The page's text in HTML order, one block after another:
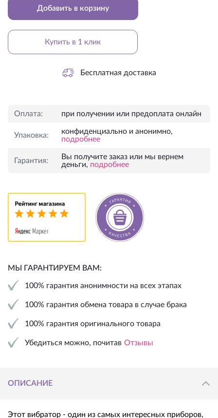
Добавить в корзину
Купить в 1 клик
Бесплатная доставка
Оплата: при получении или предоплата онлайн
Упаковка:
конфиденциально и анонимно,
подробнее
Гарантия:
Вы получите заказ или мы вернем
деньги, подробнее
МЫ ГАРАНТИРУЕМ ВАМ:
100% гарантия анонимности на всех этапах
100% гарантия обмена товара в случае брака
100% гарантия оригинального товара
Убедиться можно, почитав Отзывы
ОПИСАНИЕ
Этот вибратор - один из самых интересных приборов,